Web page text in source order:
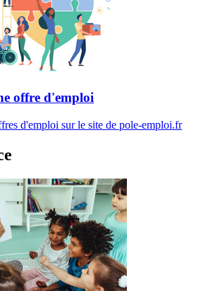
offre d'emploi
d'emploi sur le site de pole-emploi.fr